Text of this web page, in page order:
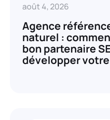
août 4, 2026
Agence
naturel :
bon partenaire
développer